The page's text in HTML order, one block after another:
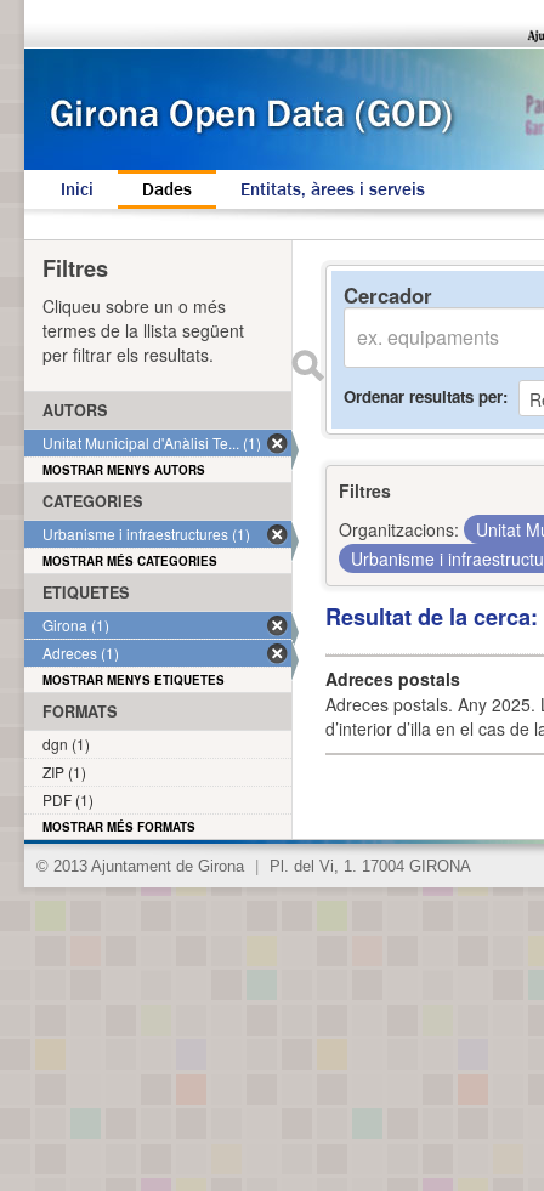
Inici Dades Entitats, àrees i serveis
Cercador
Ordenar resultats per
Filtres
Organitzacions:
Unitat
Urbanisme i
Resultat de la
Adreces postals
Adreces postals. Any 2025.
d’interior d’illa en el cas
Filtres
Cliqueu sobre un o més
termes de la llista següent
per filtrar els resultats.
AUTORS
Unitat Municipal d'Anàlisi Te... (1)
MOSTRAR MENYS AUTORS
CATEGORIES
Urbanisme i infraestructures (1)
MOSTRAR MÉS CATEGORIES
ETIQUETES
Girona (1)
Adreces (1)
MOSTRAR MENYS ETIQUETES
FORMATS
dgn (1)
ZIP (1)
PDF (1)
MOSTRAR MÉS FORMATS
© 2013 Ajuntament de Girona Pl. del Vi, 1. 17004 GIRONA